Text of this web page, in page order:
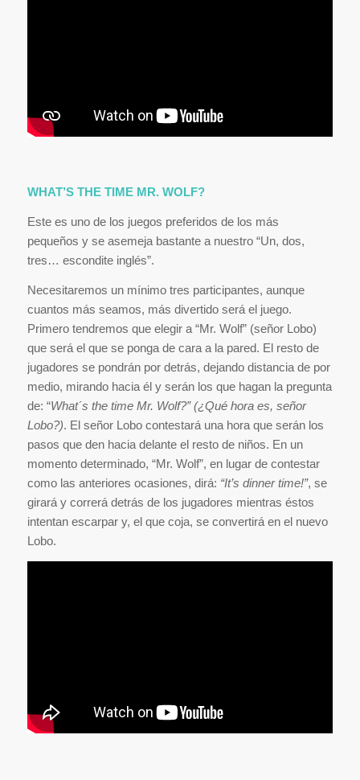
WHAT’S THE TIME MR. WOLF?
Este es uno de los juegos preferidos de los más
pequeños y se asemeja bastante a nuestro “Un, dos,
tres… escondite inglés”.
Necesitaremos un mínimo tres participantes, aunque
cuantos más seamos, más divertido será el juego.
Primero tendremos que elegir a “Mr. Wolf” (señor Lobo)
que será el que se ponga de cara a la pared. El resto de
jugadores se pondrán por detrás, dejando distancia de por
medio, mirando hacia él y serán los que hagan la pregunta
de: “What´s the time Mr. Wolf?” (¿Qué hora es, señor
Lobo?). El señor Lobo contestará una hora que serán los
pasos que den hacia delante el resto de niños. En un
momento determinado, “Mr. Wolf”, en lugar de contestar
como las anteriores ocasiones, dirá: “It’s dinner time!”, se
girará y correrá detrás de los jugadores mientras éstos
intentan escarpar y, el que coja, se convertirá en el nuevo
Lobo.